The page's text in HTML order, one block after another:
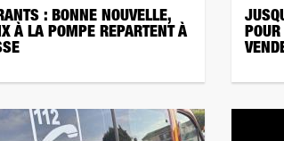
: BONNE NOUVELLE,
À LA POMPE REPARTENT À